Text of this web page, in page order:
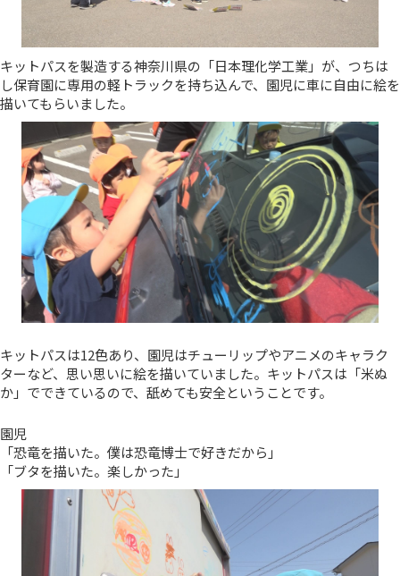
キットパスを製造する神奈川県の「日本理化学工業」が、つちは
し保育園に専用の軽トラックを持ち込んで、園児に車に自由に絵を
描いてもらいました。
キットパスは12色あり、園児はチューリップやアニメのキャラク
ターなど、思い思いに絵を描いていました。キットパスは「米ぬ
か」でできているので、舐めても安全ということです。
園児
「恐竜を描いた。僕は恐竜博士で好きだから」
「ブタを描いた。楽しかった」